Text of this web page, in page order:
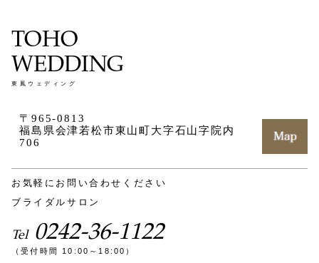
TOHO
WEDDING
東鳳ウェディング
〒965-0813
福島県会津若松市東山町大字石山字院内
706
お気軽にお問い合わせください
ブライダルサロン
Tel 0242-36-1122
（受付時間 10:00～18:00）